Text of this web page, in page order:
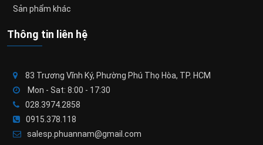
Sản phẩm khác
Thông tin liên hệ
83 Trương Vĩnh Ký, Phường Phú Thọ Hòa, TP. HCM
Mon - Sat: 8:00 - 17:30
028.3974.2858
0915.378.118
salesp.phuannam@gmail.com